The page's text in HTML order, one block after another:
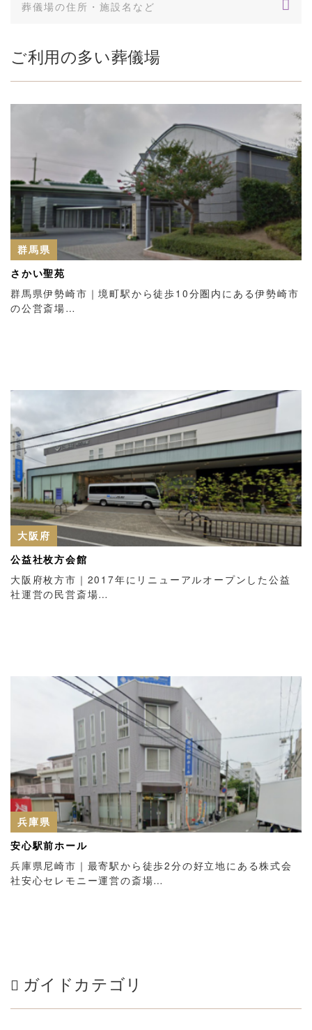
ご利用の多い葬儀場
群馬県
さかい聖苑
群馬県伊勢崎市｜境町駅から徒歩10分圏内にある伊勢崎市
の公営斎場…
大阪府
公益社枚方会館
大阪府枚方市｜2017年にリニューアルオープンした公益
社運営の民営斎場…
兵庫県
安心駅前ホール
兵庫県尼崎市｜最寄駅から徒歩2分の好立地にある株式会
社安心セレモニー運営の斎場…
ガイドカテゴリ